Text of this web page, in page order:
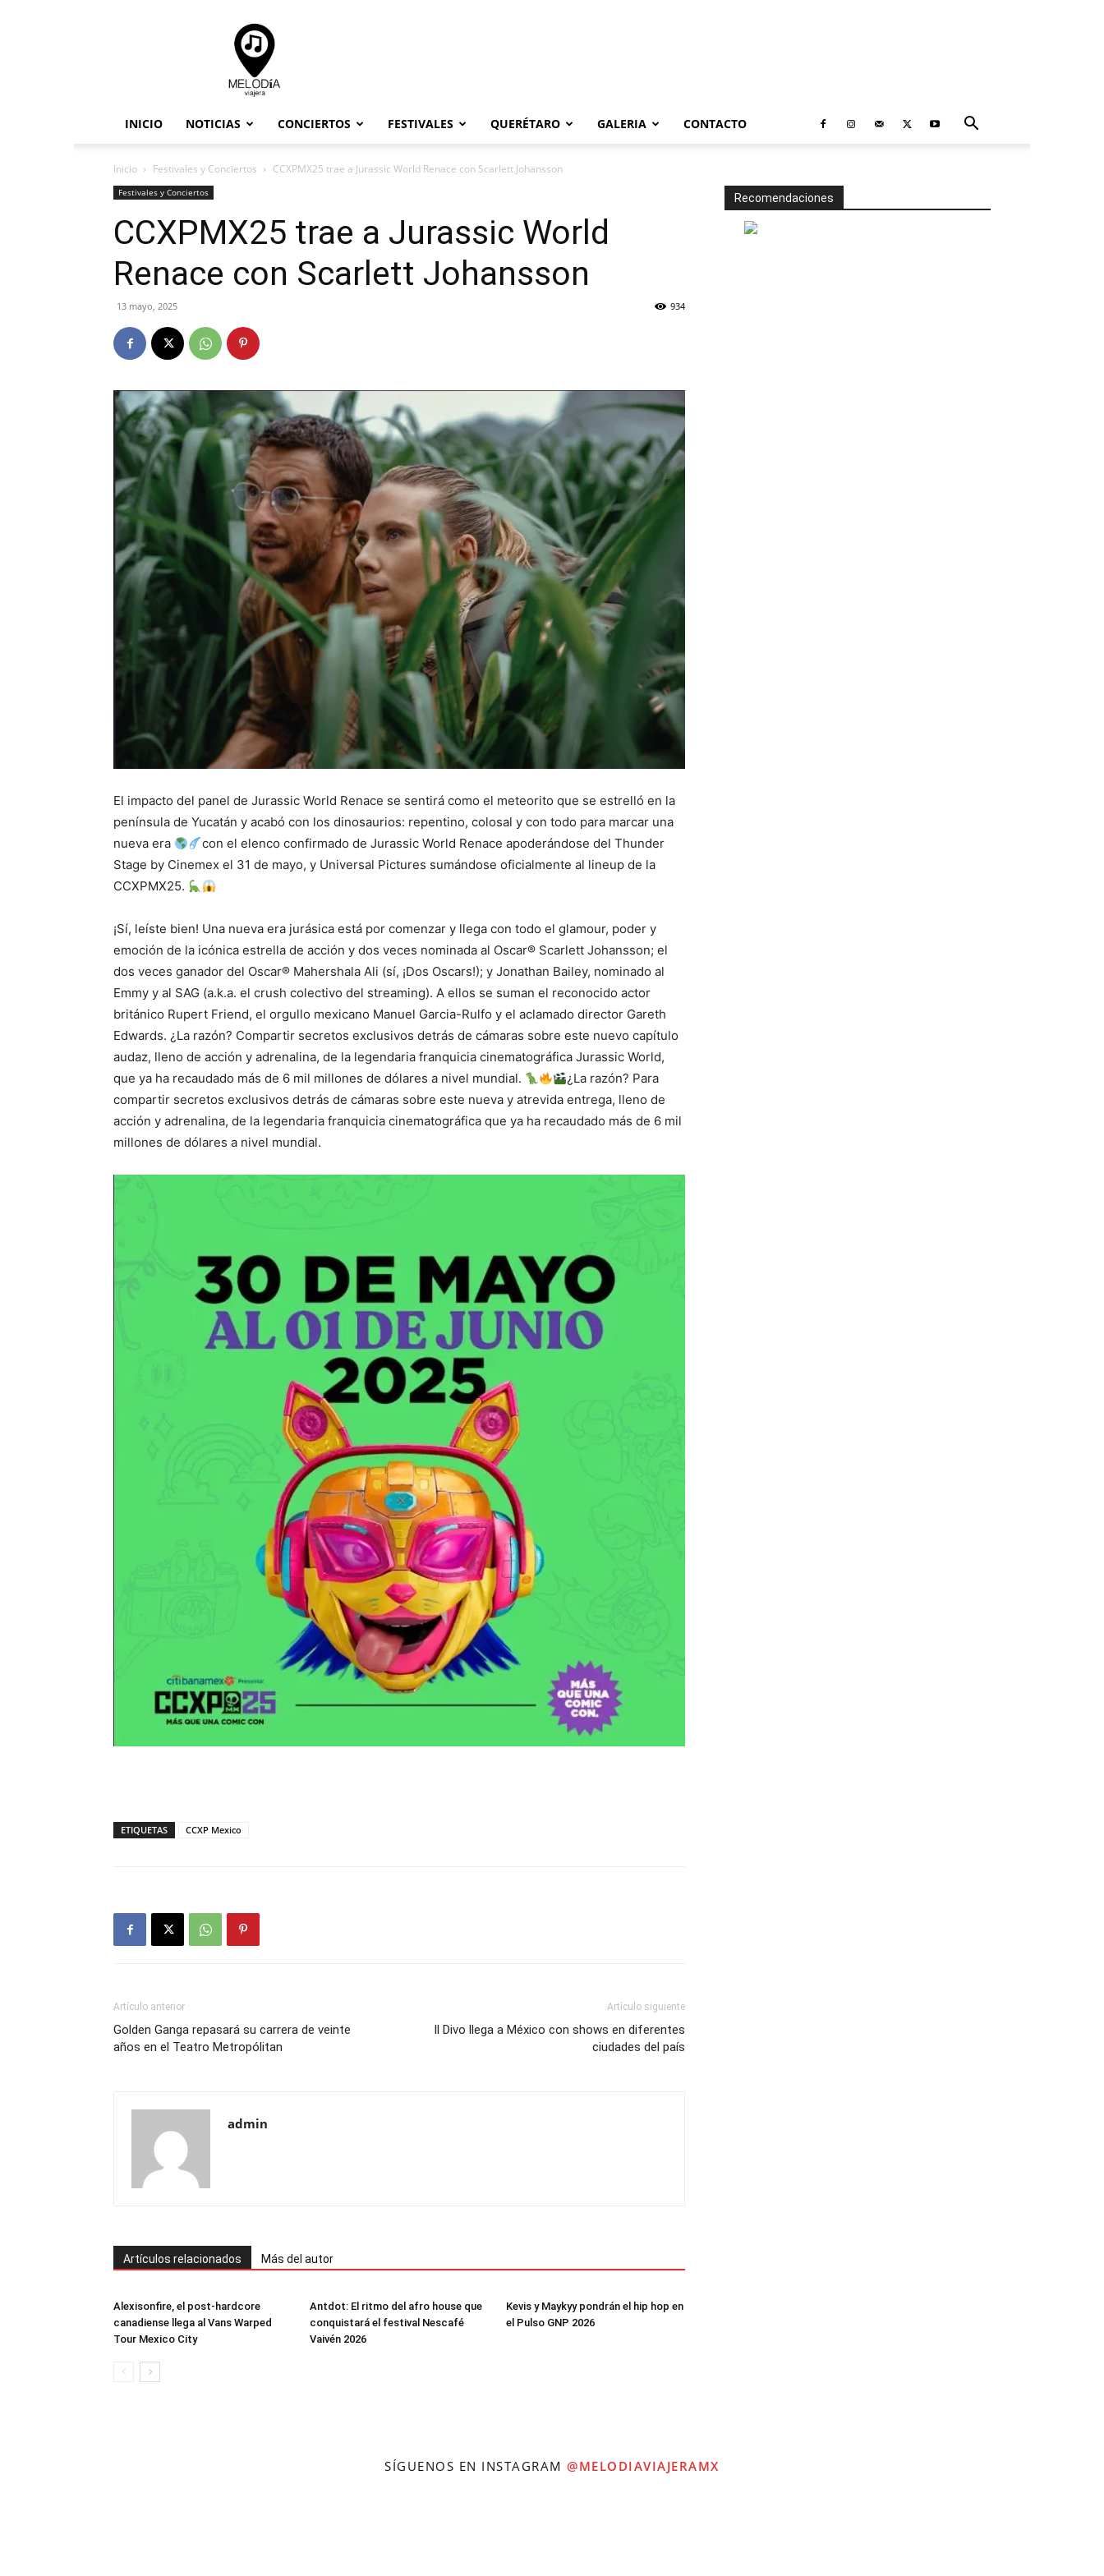
Melodia
Viajera
INICIO NOTICIAS CONCIERTOS FESTIVALES QUERÉTARO GALERIA CONTACTO
Inicio Festivales y Conciertos CCXPMX25 trae a Jurassic World Renace con Scarlett Johansson
Festivales y Conciertos
CCXPMX25 trae a Jurassic World
Renace con Scarlett Johansson
13 mayo, 2025 934
El impacto del panel de Jurassic World Renace se sentirá como el meteorito que se estrelló en la
península de Yucatán y acabó con los dinosaurios: repentino, colosal y con todo para marcar una
nueva era
con el elenco confirmado de Jurassic World Renace apoderándose del Thunder
Stage by Cinemex el 31 de mayo, y Universal Pictures sumándose oficialmente al lineup de la
CCXPMX25.
¡Sí, leíste bien! Una nueva era jurásica está por comenzar y llega con todo el glamour, poder y
emoción de la icónica estrella de acción y dos veces nominada al Oscar® Scarlett Johansson; el
dos veces ganador del Oscar® Mahershala Ali (sí, ¡Dos Oscars!); y Jonathan Bailey, nominado al
Emmy y al SAG (a.k.a. el crush colectivo del streaming). A ellos se suman el reconocido actor
británico Rupert Friend, el orgullo mexicano Manuel Garcia-Rulfo y el aclamado director Gareth
Edwards. ¿La razón? Compartir secretos exclusivos detrás de cámaras sobre este nuevo capítulo
audaz, lleno de acción y adrenalina, de la legendaria franquicia cinematográfica Jurassic World,
que ya ha recaudado más de 6 mil millones de dólares a nivel mundial.
¿La razón? Para
compartir secretos exclusivos detrás de cámaras sobre este nueva y atrevida entrega, lleno de
acción y adrenalina, de la legendaria franquicia cinematográfica que ya ha recaudado más de 6 mil
millones de dólares a nivel mundial.
ETIQUETAS CCXP Mexico
Artículo anterior
Golden Ganga repasará su carrera de veinte
años en el Teatro Metropólitan
Artículo siguiente
Il Divo llega a México con shows en diferentes
ciudades del país
admin
Artículos relacionados Más del autor
Alexisonfire, el post-hardcore
canadiense llega al Vans Warped
Tour Mexico City
Antdot: El ritmo del afro house que
conquistará el festival Nescafé
Vaivén 2026
Kevis y Maykyy pondrán el hip hop en
el Pulso GNP 2026
Recomendaciones
SÍGUENOS EN INSTAGRAM@MELODIAVIAJERAMX